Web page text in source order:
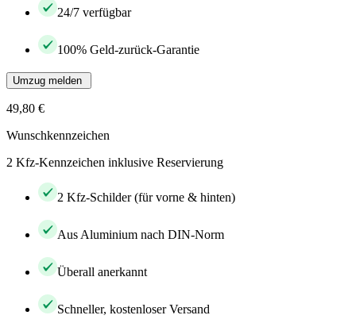
24/7 verfügbar
100% Geld-zurück-Garantie
Umzug melden
49,80 €
Wunschkennzeichen
2 Kfz-Kennzeichen inklusive Reservierung
2 Kfz-Schilder (für vorne & hinten)
Aus Aluminium nach DIN-Norm
Überall anerkannt
Schneller, kostenloser Versand